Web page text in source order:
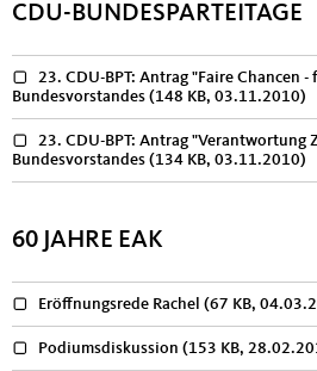
CDU-BUNDESPARTEITAGE
23. CDU-BPT: Antrag "Faire Chancen
Bundesvorstandes (148 KB, 03.11.2010)
23. CDU-BPT: Antrag "Verantwortung
Bundesvorstandes (134 KB, 03.11.2010)
60 JAHRE EAK
Eröffnungsrede Rachel (67 KB,
Podiumsdiskussion (153 KB,